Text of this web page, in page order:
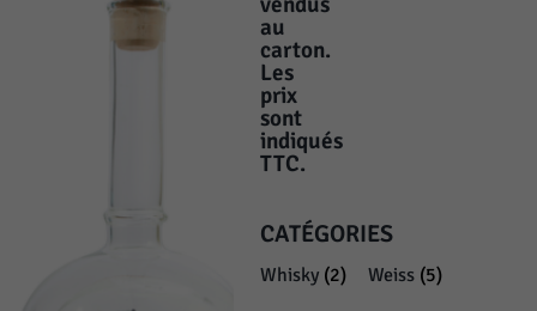
au
carton.
Les
prix
sont
indiqués
TTC.
CATÉGORIES
Whisky (2) Weiss (5)